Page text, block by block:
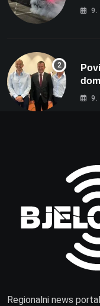
9.
9.
Regionalni news portal